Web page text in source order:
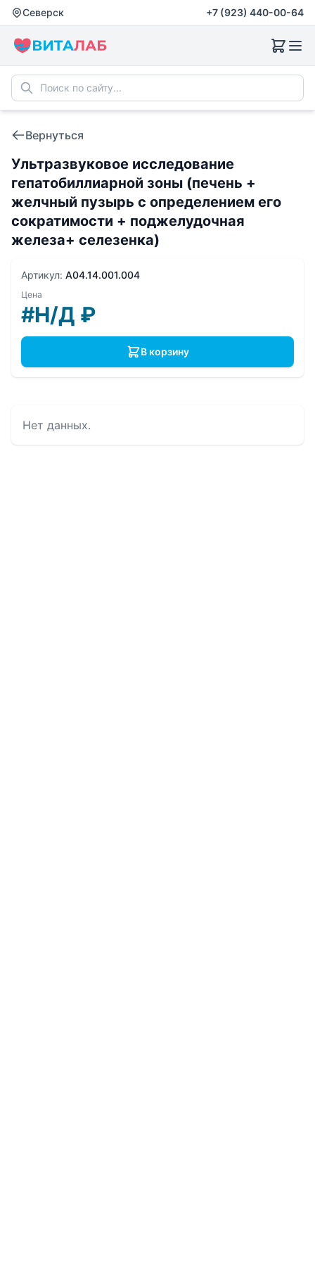
Северск +7 (923) 440-00-64
Вернуться
Ультразвуковое исследование
гепатобиллиарной зоны (печень +
желчный пузырь с определением его
сократимости + поджелудочная
железа+ селезенка)
Нет данных.
Артикул: A04.14.001.004
Цена
#Н/Д ₽
В корзину